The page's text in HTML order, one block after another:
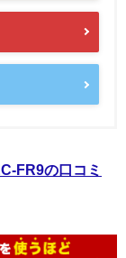
FR9の口コミ